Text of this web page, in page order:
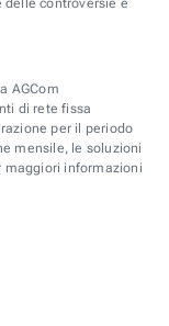
controversie è
AGCom
di rete fissa
per il periodo
mensile, le soluzioni
maggiori informazioni